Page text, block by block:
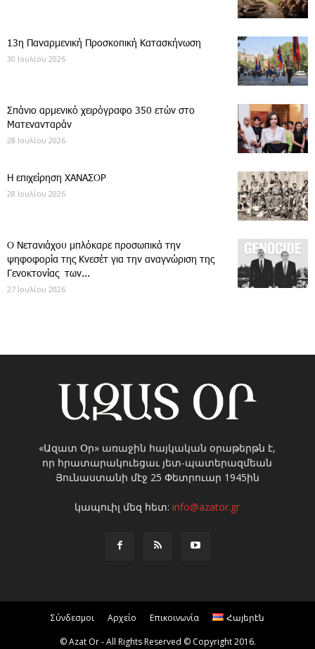
13η Παναρμενική Προσκοπική Κατασκήνωση
30 Ιουλίου 2026
Σπάνιο αρμενικό χειρόγραφο 350 ετών στο
Ματενανταράν
28 Ιουλίου 2026
Η επιχείρηση ΧΑΝΑΣΟΡ
28 Ιουλίου 2026
Ο Νετανιάχου μπλόκαρε προσωπικά την
ψηφοφορία της Κνεσέτ για την αναγνώριση της
Γενοκτονίας των...
27 Ιουλίου 2026
«Ազատ Օր» առաջին հայկական օրաթերթն է,
որ հրատարակուեցաւ յետ-պատերազմեան
Յունաստանի մէջ 25 Փետրուար 1945ին
կապուիլ մեզ հետ:info@azator.gr
Σύνδεσμοι Αρχείο Επικοινωνία
Հայերէն
© Azat Or - All Rights Reserved © Copyright 2016.